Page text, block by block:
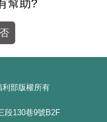
幫助?
否
部版權所有
段130巷9號B2F